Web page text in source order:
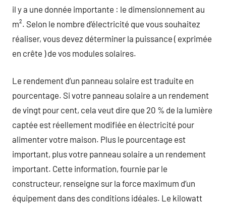
il y a une donnée importante : le dimensionnement au
m². Selon le nombre d’électricité que vous souhaitez
réaliser, vous devez déterminer la puissance ( exprimée
en crête ) de vos modules solaires.
Le rendement d’un panneau solaire est traduite en
pourcentage. Si votre panneau solaire a un rendement
de vingt pour cent, cela veut dire que 20 % de la lumière
captée est réellement modifiée en électricité pour
alimenter votre maison. Plus le pourcentage est
important, plus votre panneau solaire a un rendement
important. Cette information, fournie par le
constructeur, renseigne sur la force maximum d’un
équipement dans des conditions idéales. Le kilowatt